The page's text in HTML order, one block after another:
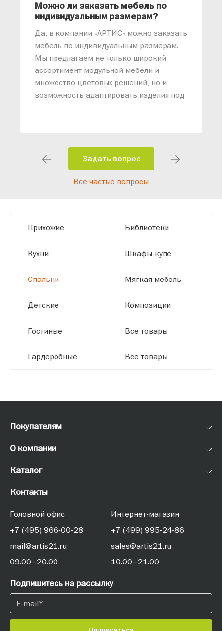
Можно ли заказать мебель по
индивидуальным размерам?
Да, в компании «АРТИС» можно заказать
мебель по индивидуальным размерам.
Мы предлагаем не только широкий
ассортимент модульной мебели и
множество цветовых решений, но и
возможность адаптировать изделия под
помещения и личные пожелания.
Благодаря современному
высокотехнологичному оборудованию
размерам.
Задать вопрос
Все частые вопросы
Прихожие
Кухни
Спальни
Детские
Гостиные
Гардеробные
Библиотеки
Шкафы-купе
Мягкая мебель
Композиции
Все товары
Все товары
Покупателям
О компании
Каталог
Контакты
Головной офис
+7 (495) 966-00-28
mail@artis21.ru
09:00–20:00
Интернет-магазин
+7 (499) 995-24-86
sales@artis21.ru
10:00–21:00
Подпишитесь на рассылку